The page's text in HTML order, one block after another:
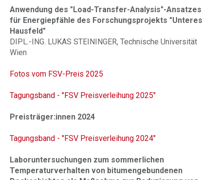
Anwendung des "Load-Transfer-Analysis"-Ansatzes
für Energiepfähle des Forschungsprojekts "Unteres
Hausfeld"
DIPL.-ING. LUKAS STEININGER, Technische Universität
Wien
Fotos vom FSV-Preis 2025
Tagungsband - "FSV Preisverleihung 2025"
Preisträger:innen 2024
Tagungsband - "FSV Preisverleihung 2024"
Laboruntersuchungen zum sommerlichen
Temperaturverhalten von bitumengebundenen